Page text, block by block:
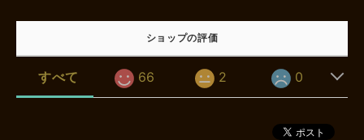
ショップの評価
すべて 66 2 0